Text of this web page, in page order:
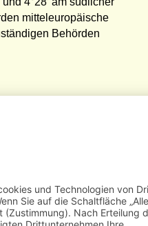
mitteleuropäische
Behörden
ist wie ein
Nutzen Sie die
Afrika zu erleben!